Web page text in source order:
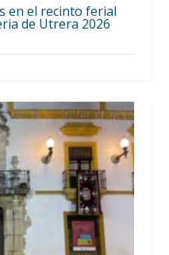
en el recinto ferial
de Utrera 2026